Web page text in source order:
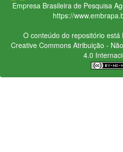
Empresa Brasileira de Pesquisa
https://
O conteúdo do repositório está
Creative CommonsAtribuição -
4.0